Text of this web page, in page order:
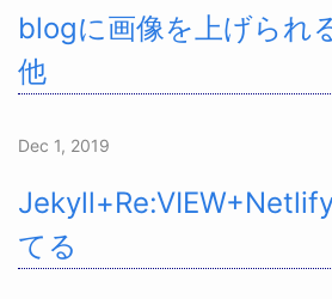
blogに画像を上げられ
他
Dec 1, 2019
てる